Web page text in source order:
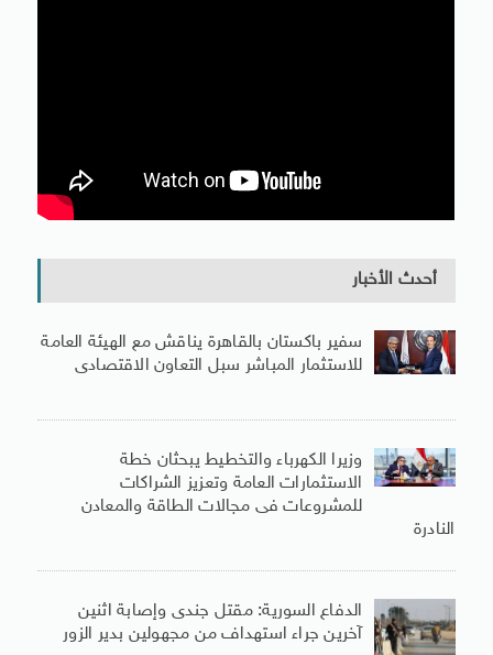
أحدث الأخبار
سفير باكستان بالقاهرة يناقش مع الهيئة العامة
للاستثمار المباشر سبل التعاون الاقتصادى
وزيرا الكهرباء والتخطيط يبحثان خطة
الاستثمارات العامة وتعزيز الشراكات
للمشروعات فى مجالات الطاقة والمعادن
النادرة
الدفاع السورية: مقتل جندى وإصابة اثنين
آخرين جراء استهداف من مجهولين بدير الزور